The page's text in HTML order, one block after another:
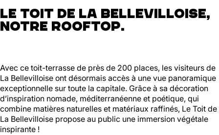
LE TOIT DE LA BELLEVILLOISE,
NOTRE ROOFTOP.
Avec ce toit-terrasse de près de 200 places, les visiteurs de
La Bellevilloise ont désormais accès à une vue panoramique
exceptionnelle sur toute la capitale. Grâce à sa décoration
d’inspiration nomade, méditerranéenne et poétique, qui
combine matières naturelles et matériaux raffinés, Le Toit de
La Bellevilloise propose au public une immersion végétale
inspirante !